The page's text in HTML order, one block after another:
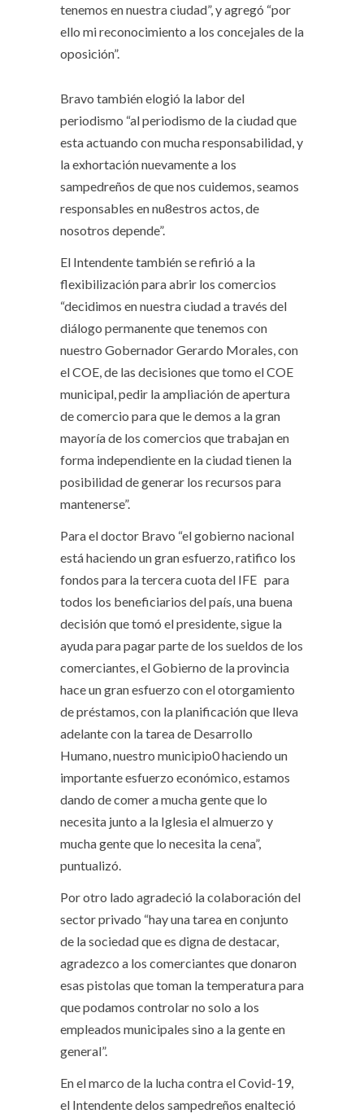
tenemos en nuestra ciudad”, y agregó “por
ello mi reconocimiento a los concejales de la
oposición”.
Bravo también elogió la labor del
periodismo “al periodismo de la ciudad que
esta actuando con mucha responsabilidad, y
la exhortación nuevamente a los
sampedreños de que nos cuidemos, seamos
responsables en nu8estros actos, de
nosotros depende”.
El Intendente también se refirió a la
flexibilización para abrir los comercios
“decidimos en nuestra ciudad a través del
diálogo permanente que tenemos con
nuestro Gobernador Gerardo Morales, con
el COE, de las decisiones que tomo el COE
municipal, pedir la ampliación de apertura
de comercio para que le demos a la gran
mayoría de los comercios que trabajan en
forma independiente en la ciudad tienen la
posibilidad de generar los recursos para
mantenerse”.
Para el doctor Bravo “el gobierno nacional
está haciendo un gran esfuerzo, ratifico los
fondos para la tercera cuota del IFE para
todos los beneficiarios del país, una buena
decisión que tomó el presidente, sigue la
ayuda para pagar parte de los sueldos de los
comerciantes, el Gobierno de la provincia
hace un gran esfuerzo con el otorgamiento
de préstamos, con la planificación que lleva
adelante con la tarea de Desarrollo
Humano, nuestro municipio0 haciendo un
importante esfuerzo económico, estamos
dando de comer a mucha gente que lo
necesita junto a la Iglesia el almuerzo y
mucha gente que lo necesita la cena”,
puntualizó.
Por otro lado agradeció la colaboración del
sector privado “hay una tarea en conjunto
de la sociedad que es digna de destacar,
agradezco a los comerciantes que donaron
esas pistolas que toman la temperatura para
que podamos controlar no solo a los
empleados municipales sino a la gente en
general”.
En el marco de la lucha contra el Covid-19,
el Intendente delos sampedreños enalteció